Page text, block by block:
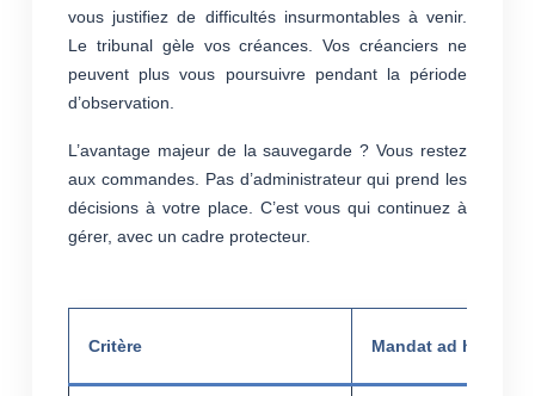
vous justifiez de difficultés insurmontables à venir.
Le tribunal gèle vos créances. Vos créanciers ne
peuvent plus vous poursuivre pendant la période
d’observation.
L’avantage majeur de la sauvegarde ? Vous restez
aux commandes. Pas d’administrateur qui prend les
décisions à votre place. C’est vous qui continuez à
gérer, avec un cadre protecteur.
Critère Mandat ad hoc